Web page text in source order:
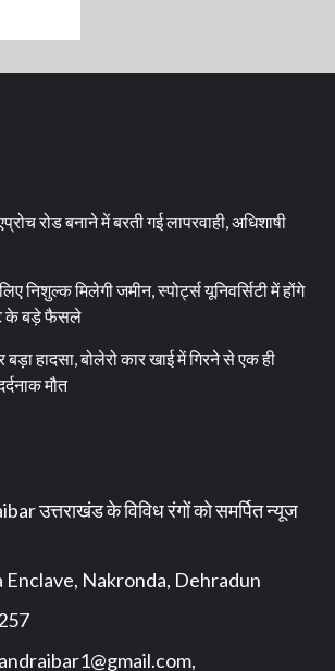
रोड बनाने में बरती गई लापरवाही, अधिशाषी
लिए निशुल्क मिलेगी जमीन, स्पोर्ट्स यूनिवर्सिटी में होंगे
के बड़े फैसले
बड़ा हादसा, बोलेरो कार खाई में गिरने से एक ही
मौत
उत्तराखंड के विविध रंगों को समर्पित न्यूज
Nakronda, Dehradun
,